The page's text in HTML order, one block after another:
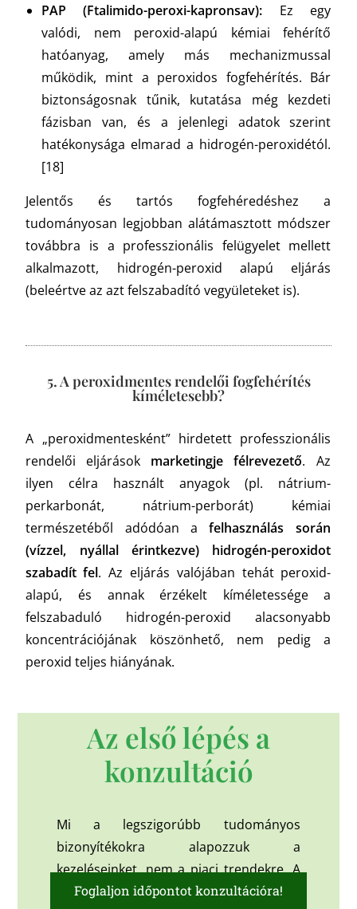
PAP (Ftalimido-peroxi-kapronsav): Ez egy
valódi, nem peroxid-alapú kémiai fehérítő
hatóanyag, amely más mechanizmussal
működik, mint a peroxidos fogfehérítés. Bár
biztonságosnak tűnik, kutatása még kezdeti
fázisban van, és a jelenlegi adatok szerint
hatékonysága elmarad a hidrogén-peroxidétól.
[18]
Jelentős és tartós fogfehéredéshez a
tudományosan legjobban alátámasztott módszer
továbbra is a professzionális felügyelet mellett
alkalmazott, hidrogén-peroxid alapú eljárás
(beleértve az azt felszabadító vegyületeket is).
5. A peroxidmentes rendelői fogfehérítés
kíméletesebb?
A „peroxidmentesként” hirdetett professzionális
rendelői eljárások marketingje félrevezető. Az
ilyen célra használt anyagok (pl. nátrium-
perkarbonát, nátrium-perborát) kémiai
természetéből adódóan afelhasználás során
(vízzel, nyállal érintkezve) hidrogén-peroxidot
szabadít fel. Az eljárás valójában tehát peroxid-
alapú, és annak érzékelt kíméletessége a
felszabaduló hidrogén-peroxid alacsonyabb
koncentrációjának köszönhető, nem pedig a
peroxid teljes hiányának.
Az első lépés a
konzultáció
Mi a legszigorúbb tudományos
bizonyítékokra alapozzuk a
kezeléseinket, nem a piaci trendekre. A
következő lépés egy személyes
Foglaljon időpontot konzultációra!